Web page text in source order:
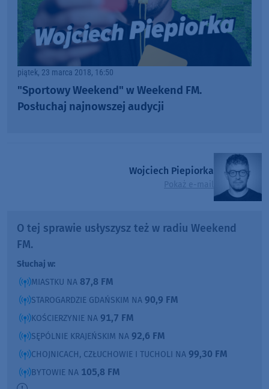
piątek, 23 marca 2018, 16:50
"Sportowy Weekend" w Weekend FM.
Posłuchaj najnowszej audycji
Wojciech Piepiorka
Pokaż e-mail
O tej sprawie usłyszysz też w radiu Weekend
FM.
Słuchaj w:
MIASTKU NA 87,8 FM
STAROGARDZIE GDAŃSKIM NA 90,9 FM
KOŚCIERZYNIE NA 91,7 FM
SĘPÓLNIE KRAJEŃSKIM NA 92,6 FM
CHOJNICACH, CZŁUCHOWIE I TUCHOLI NA 99,30 FM
BYTOWIE NA 105,8 FM